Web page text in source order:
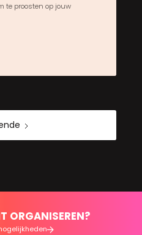
te proosten op jouw
ORGANISEREN?